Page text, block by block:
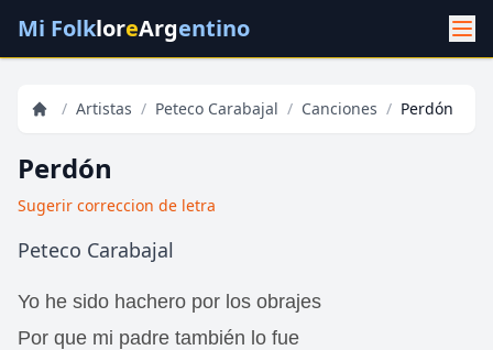
Mi FolkloreArgentino
/ Artistas / Peteco Carabajal / Canciones / Perdón
Perdón
Sugerir correccion de letra
Peteco Carabajal
Yo he sido hachero por los obrajes
Por que mi padre también lo fue